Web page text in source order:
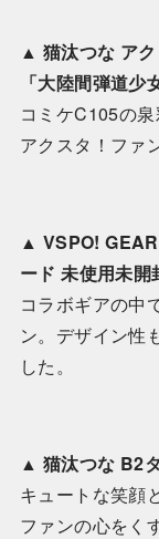
▲ 猫汰つな ア
「大陸間弾道少
コミケC105の
アクスタ！ファ
▲ VSPO!
ード 未使用未開
コラボギアの中
ン。デザイン性
した。
▲ 猫汰つな B2
キュートな笑顔
ファンの心をく